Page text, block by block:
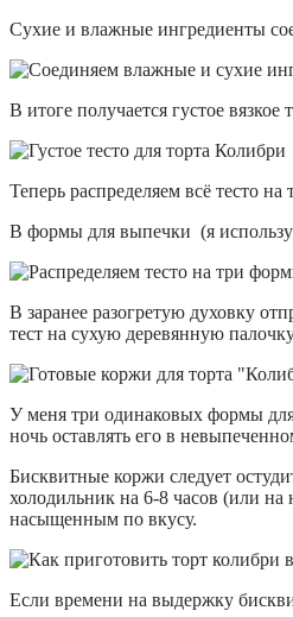
Сухие и влажные ингредиенты
В итоге получается густое вязкое
Теперь распределяем всё тесто
В формы для выпечки (я
В заранее разогретую духовку
тест на сухую деревянную
У меня три одинаковых формы
ночь оставлять его в
Бисквитные коржи следует
холодильник на 6-8 часов (или на
насыщенным по вкусу.
Если времени на выдержку